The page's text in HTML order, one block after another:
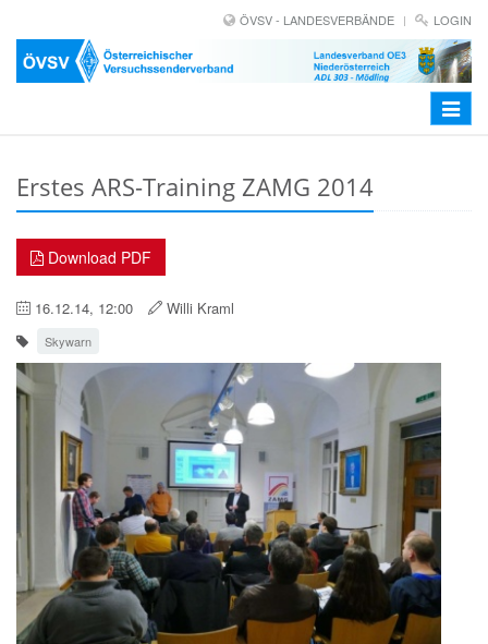
ÖVSV - LANDESVERBÄNDE LOGIN
Toggle
Erstes ARS-Training ZAMG 2014
Download PDF
16.12.14, 12:00 Willi Kraml
Skywarn